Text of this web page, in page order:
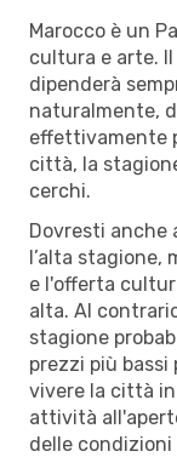
Marocco è un
cultura e arte.
dipenderà
naturalmente,
effettivamente
città, la
cerchi.
Dovresti
l’alta stagione,
e l'offerta
alta. Al
stagione
prezzi più bassi
vivere la città
attività
delle